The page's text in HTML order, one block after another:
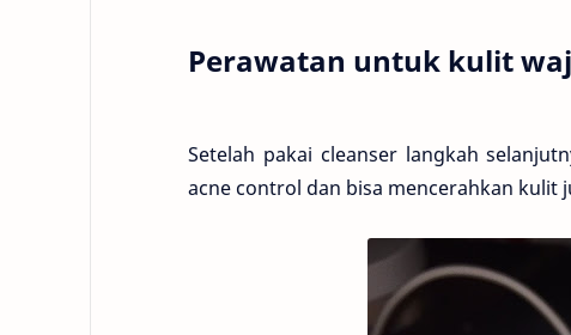
Perawatan untuk kulit
Setelah pakai cleanser langkah
acne control dan bisa mencerahkan kulit